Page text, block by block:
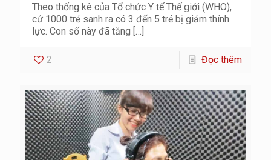
Theo thống kê của Tổ chức Y tế Thế giới (WHO),
cứ 1000 trẻ sanh ra có 3 đến 5 trẻ bị giảm thính
lực. Con số này đã tăng […]
2 Đọc thêm